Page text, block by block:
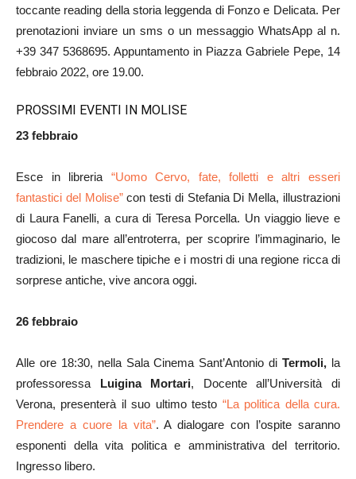
toccante reading della storia leggenda di Fonzo e Delicata. Per
prenotazioni inviare un sms o un messaggio WhatsApp al n.
+39 347 5368695. Appuntamento in Piazza Gabriele Pepe, 14
febbraio 2022, ore 19.00.
PROSSIMI EVENTI IN MOLISE
23 febbraio
Esce in libreria “Uomo Cervo, fate, folletti e altri esseri
fantastici del Molise”con testi di Stefania Di Mella, illustrazioni
di Laura Fanelli, a cura di Teresa Porcella. Un viaggio lieve e
giocoso dal mare all’entroterra, per scoprire l’immaginario, le
tradizioni, le maschere tipiche e i mostri di una regione ricca di
sorprese antiche, vive ancora oggi.
26 febbraio
Alle ore 18:30, nella Sala Cinema Sant’Antonio diTermoli, la
professoressa Luigina Mortari, Docente all’Università di
Verona, presenterà il suo ultimo testo “La politica della cura.
Prendere a cuore la vita”. A dialogare con l’ospite saranno
esponenti della vita politica e amministrativa del territorio.
Ingresso libero.